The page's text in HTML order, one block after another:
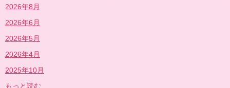
2026年8月
2026年6月
2026年5月
2026年4月
2025年10月
もっと読む